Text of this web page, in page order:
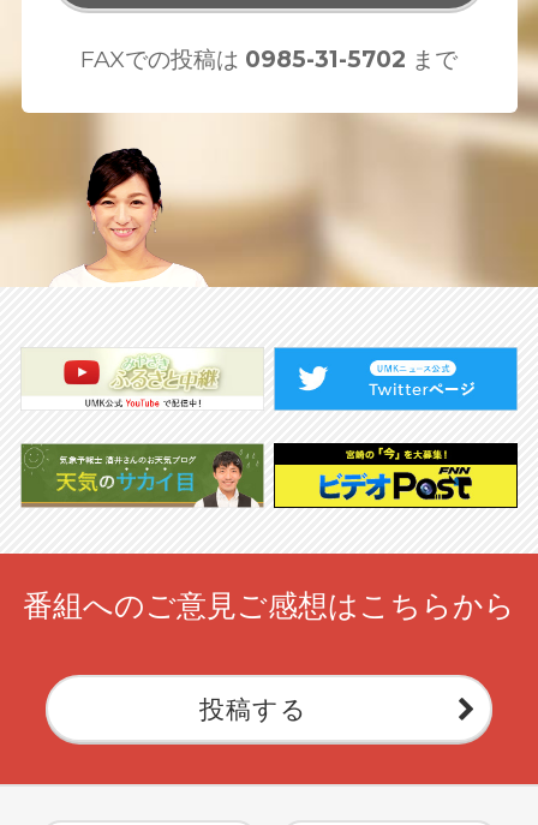
FAXでの投稿は 0985-31-5702 まで
番組へのご意見ご感想はこちらから
投稿する